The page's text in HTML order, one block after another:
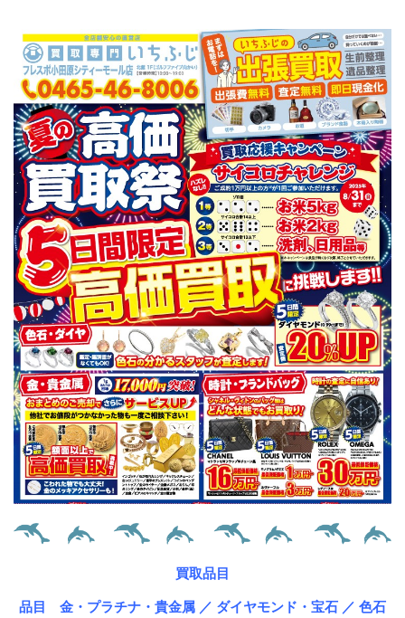
買取品目
品目 金・プラチナ・貴金属 ／ ダイヤモンド・宝石 ／ 色石